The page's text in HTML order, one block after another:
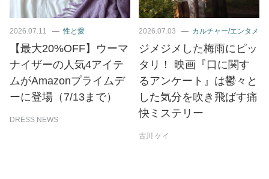
2026.07.11 性と愛
【最大20%OFF】ウーマ
ナイザーの人気4アイテ
ムがAmazonプライムデ
ーに登場（7/13まで）
DRESS NEWS
2026.07.03 カルチャー/エンタメ
ジメジメした梅雨にピッ
タリ！ 映画『口に関す
るアンケート』は鬱々と
した気分を吹き飛ばす痛
快ミステリー
古川 ケイ